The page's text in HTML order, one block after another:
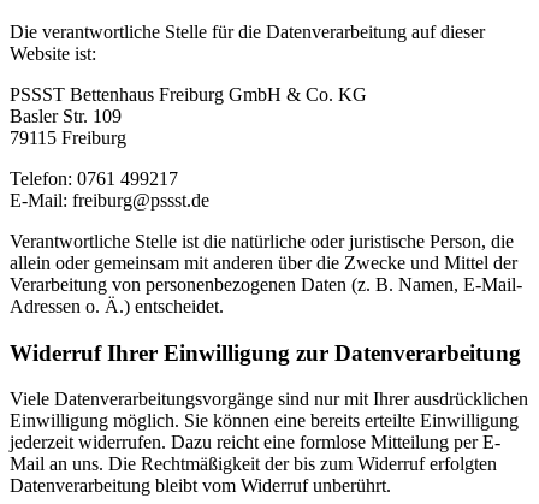
Die verantwortliche Stelle für die Datenverarbeitung auf dieser
Website ist:
PSSST Bettenhaus Freiburg GmbH & Co. KG
Basler Str. 109
79115 Freiburg
Telefon: 0761 499217
E-Mail: freiburg@pssst.de
Verantwortliche Stelle ist die natürliche oder juristische Person, die
allein oder gemeinsam mit anderen über die Zwecke und Mittel der
Verarbeitung von personenbezogenen Daten (z. B. Namen, E-Mail-
Adressen o. Ä.) entscheidet.
Widerruf Ihrer Einwilligung zur Datenverarbeitung
Viele Datenverarbeitungsvorgänge sind nur mit Ihrer ausdrücklichen
Einwilligung möglich. Sie können eine bereits erteilte Einwilligung
jederzeit widerrufen. Dazu reicht eine formlose Mitteilung per E-
Mail an uns. Die Rechtmäßigkeit der bis zum Widerruf erfolgten
Datenverarbeitung bleibt vom Widerruf unberührt.